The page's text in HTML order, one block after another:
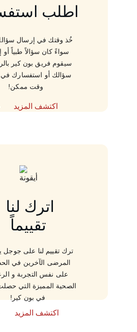
اترك لنا
تقييماً
اطلب
اكتشف المزيد
اكتشف المزيد
ترك تقييم لنا على جوجل
المرضى الآخرين في
على نفس التجربة و
الصحية المميزة التي
في بون كير!
خُذ وقتك في إرسال سؤالك
سواءً كان سؤالاً طبياً أو
سيقوم فريق بون كير
سؤالك أو استفسارك
وقت ممكن!